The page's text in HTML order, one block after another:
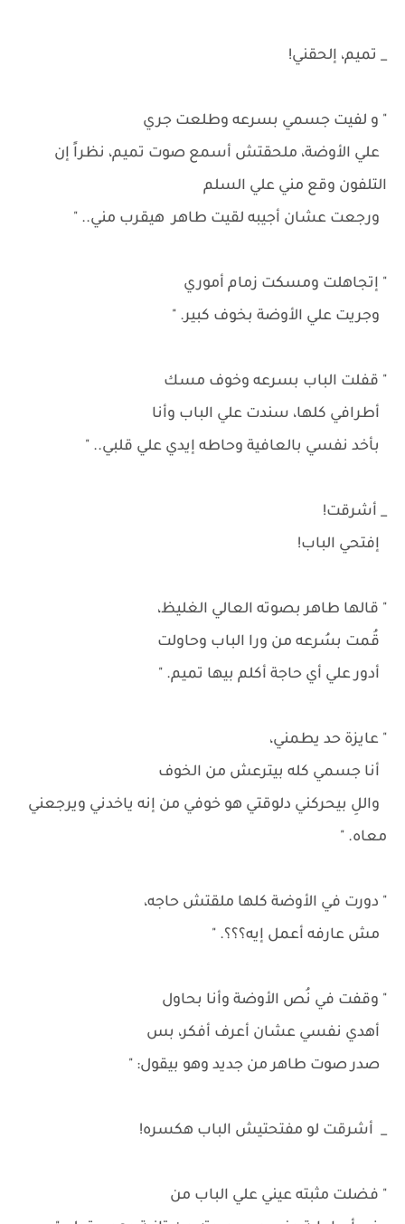
_ تميم، إلحقني!
" و لفيت جسمي بسرعه وطلعت جري
علي الأوضة، ملحقتش أسمع صوت تميم، نظراً إن
التلفون وقع مني علي السلم
ورجعت عشان أجيبه لقيت طاهر هيقرب مني.. "
" إتجاهلت ومسكت زمام أموري
وجريت علي الأوضة بخوف كبير. "
" قفلت الباب بسرعه وخوف مسك
أطرافي كلها، سندت علي الباب وأنا
بأخد نفسي بالعافية وحاطه إيدي علي قلبي.. "
_ أشرقت!
إفتحي الباب!
" قالها طاهر بصوته العالي الغليظ،
قُمت بسُرعه من ورا الباب وحاولت
أدور علي أي حاجة أكلم بيها تميم. "
" عايزة حد يطمني،
أنا جسمي كله بيترعش من الخوف
واللِ بيحركني دلوقتي هو خوفي من إنه ياخدني ويرجعني
معاه. "
" دورت في الأوضة كلها ملقتش حاجه،
مش عارفه أعمل إيه؟؟؟. "
" وقفت في نُص الأوضة وأنا بحاول
أهدي نفسي عشان أعرف أفكر، بس
صدر صوت طاهر من جديد وهو بيقول: "
_ أشرقت لو مفتحتيش الباب هكسره!
" فضلت مثبته عيني علي الباب من